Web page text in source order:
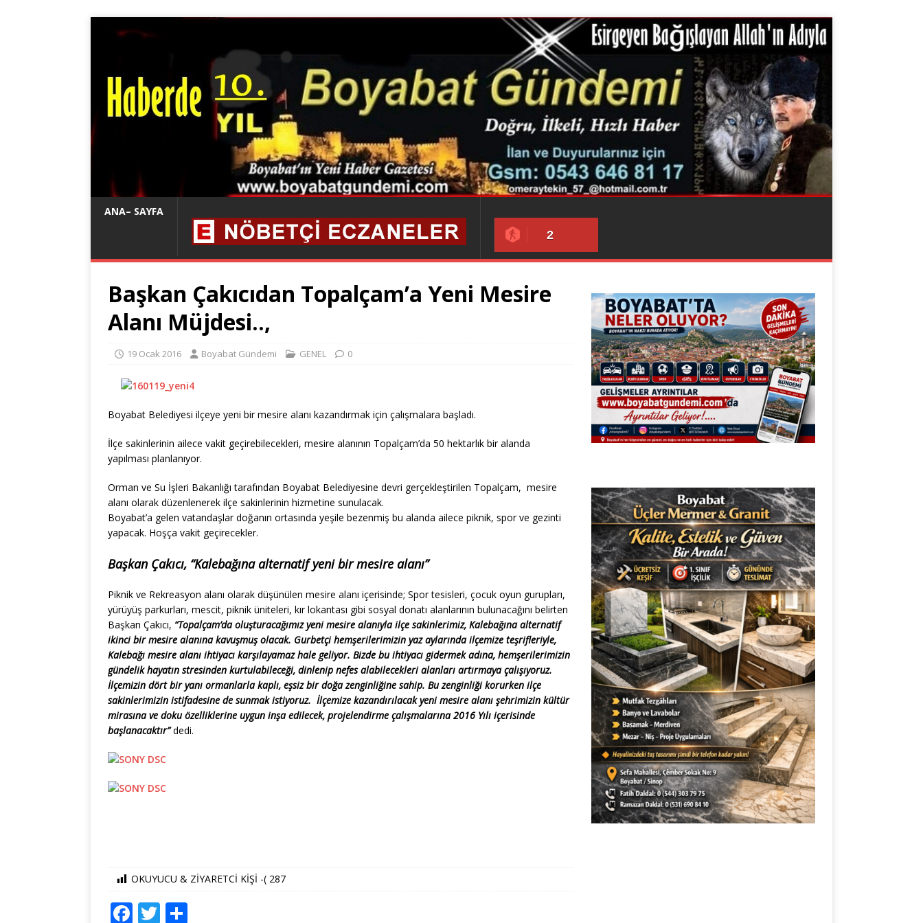
ANA– SAYFA
2
Başkan Çakıcıdan Topalçam’a Yeni Mesire
Alanı Müjdesi..,
19 Ocak 2016 Boyabat Gündemi GENEL 0
Boyabat Belediyesi ilçeye yeni bir mesire alanı kazandırmak için çalışmalara başladı.
İlçe sakinlerinin ailece vakit geçirebilecekleri, mesire alanının Topalçam’da 50 hektarlık bir alanda
yapılması planlanıyor.
Orman ve Su İşleri Bakanlığı tarafından Boyabat Belediyesine devri gerçekleştirilen Topalçam, mesire
alanı olarak düzenlenerek ilçe sakinlerinin hizmetine sunulacak.
Boyabat’a gelen vatandaşlar doğanın ortasında yeşile bezenmiş bu alanda ailece piknik, spor ve gezinti
yapacak. Hoşça vakit geçirecekler.
Başkan Çakıcı, “Kalebağına alternatif yeni bir mesire alanı”
Piknik ve Rekreasyon alanı olarak düşünülen mesire alanı içerisinde; Spor tesisleri, çocuk oyun gurupları,
yürüyüş parkurları, mescit, piknik üniteleri, kır lokantası gibi sosyal donatı alanlarının bulunacağını belirten
Başkan Çakıcı, “Topalçam’da oluşturacağımız yeni mesire alanıyla ilçe sakinlerimiz, Kalebağına alternatif
ikinci bir mesire alanına kavuşmuş olacak. Gurbetçi hemşerilerimizin yaz aylarında ilçemize teşrifleriyle,
Kalebağı mesire alanı ihtiyacı karşılayamaz hale geliyor. Bizde bu ihtiyacı gidermek adına, hemşerilerimizin
gündelik hayatın stresinden kurtulabileceği, dinlenip nefes alabilecekleri alanları artırmaya çalışıyoruz.
İlçemizin dört bir yanı ormanlarla kaplı, eşsiz bir doğa zenginliğine sahip. Bu zenginliği korurken ilçe
sakinlerimizin istifadesine de sunmak istiyoruz. İlçemize kazandırılacak yeni mesire alanı şehrimizin kültür
mirasına ve doku özelliklerine uygun inşa edilecek, projelendirme çalışmalarına 2016 Yılı içerisinde
başlanacaktır”dedi.
OKUYUCU & ZİYARETCİ KİŞİ -( 287
F T